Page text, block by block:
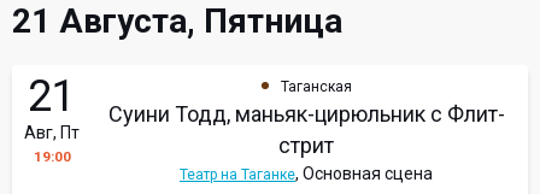
21 Августа, Пятница
21
Авг, Пт
19:00
Таганская
Суини Тодд, маньяк-цирюльник с Флит-
стрит
Театр на Таганке, Основная сцена